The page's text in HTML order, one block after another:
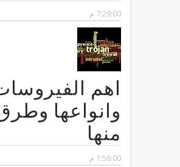
7:29:00 م
اهم
وانواعها
منها
1:56:00 م